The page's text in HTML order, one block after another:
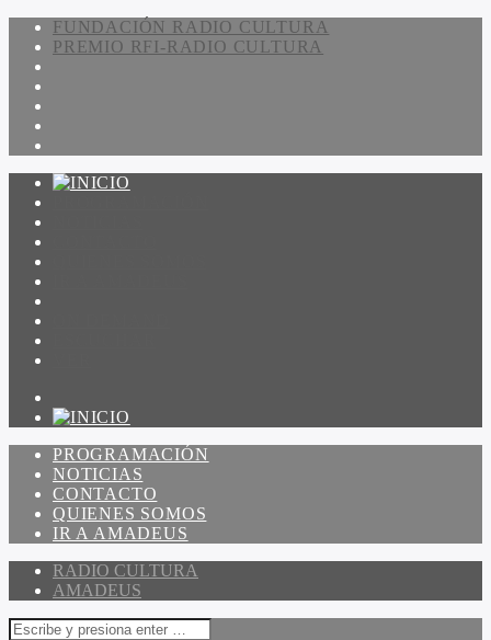
FUNDACIÓN RADIO CULTURA
PREMIO RFI-RADIO CULTURA
PROGRAMACIÓN
NOTICIAS
CONTACTO
QUIENES SOMOS
IR A AMADEUS
RADIO CULTURA
AMADEUS